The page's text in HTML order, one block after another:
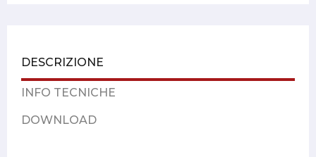
DESCRIZIONE
INFO TECNICHE
DOWNLOAD